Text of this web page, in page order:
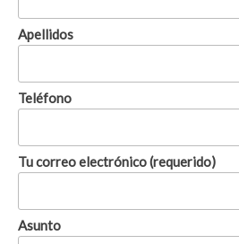
Apellidos
Teléfono
Tu correo electrónico (requerido)
Asunto